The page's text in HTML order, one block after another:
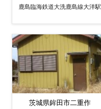
鹿島臨海鉄道大洗鹿島線大洋駅
茨城県鉾田市二重作